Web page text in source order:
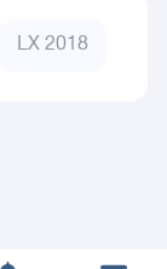
LX 2018